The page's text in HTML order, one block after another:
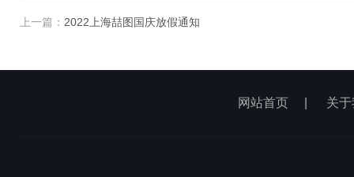
上一篇： 2022上海喆图国庆放假通知
网站首页 关